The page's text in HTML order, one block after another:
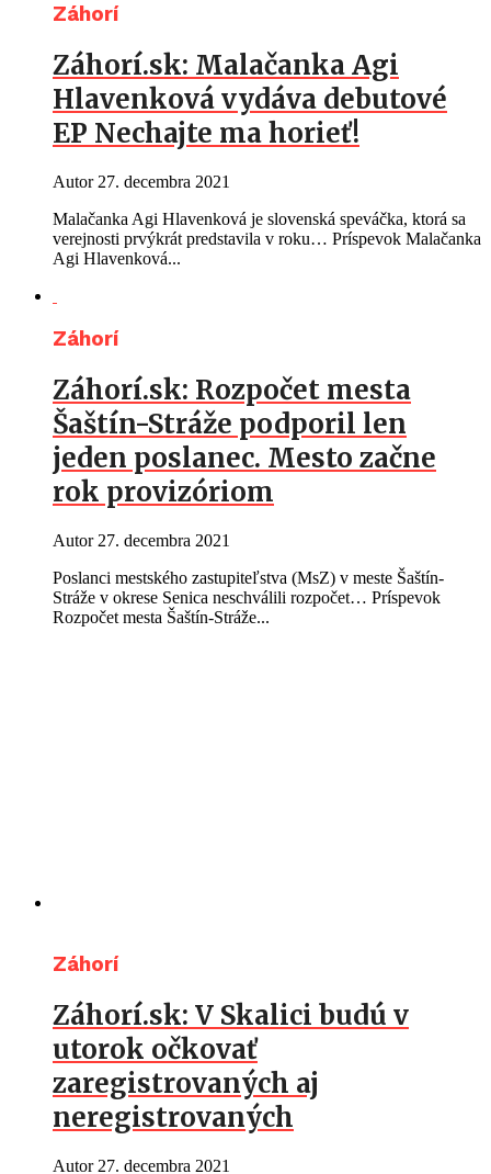
Záhorí
Záhorí.sk: Malačanka Agi
Hlavenková vydáva debutové
EP Nechajte ma horieť!
Autor 27. decembra 2021
Malačanka Agi Hlavenková je slovenská speváčka, ktorá sa
verejnosti prvýkrát predstavila v roku… Príspevok Malačanka
Agi Hlavenková...
Záhorí
Záhorí.sk: Rozpočet mesta
Šaštín-Stráže podporil len
jeden poslanec. Mesto začne
rok provizóriom
Autor 27. decembra 2021
Poslanci mestského zastupiteľstva (MsZ) v meste Šaštín-
Stráže v okrese Senica neschválili rozpočet… Príspevok
Rozpočet mesta Šaštín-Stráže...
Záhorí
Záhorí.sk: V Skalici budú v
utorok očkovať
zaregistrovaných aj
neregistrovaných
Autor 27. decembra 2021